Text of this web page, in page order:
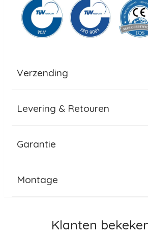
Verzending
Levering & Retouren
Garantie
Montage
Klanten